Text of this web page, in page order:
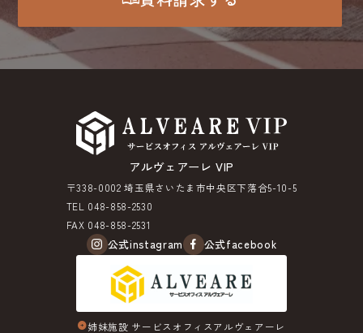
アルヴェアーレ VIP
〒338-0002 埼玉県さいたま市中央区下落合5-10-5
TEL 048-858-2530
FAX 048-858-2531
公式instagram 公式facebook
arrow_circle_right姉妹施設 サービスオフィスアルヴェアーレ